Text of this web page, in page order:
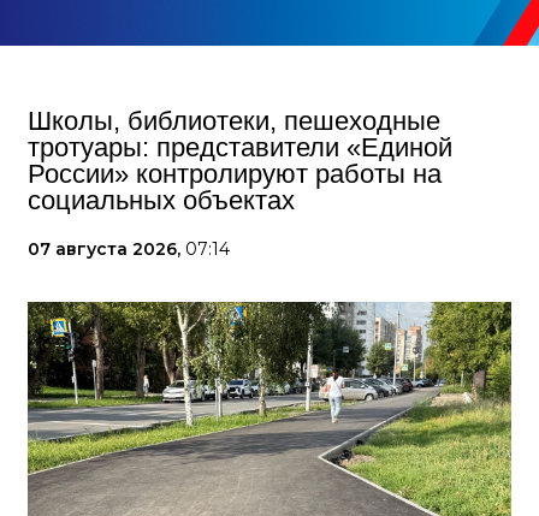
Школы, библиотеки, пешеходные
тротуары: представители «Единой
России» контролируют работы на
социальных объектах
07 августа 2026, 07:14